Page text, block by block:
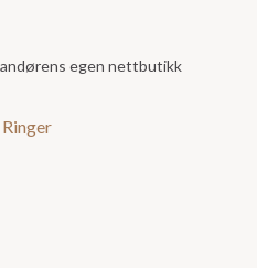
egen nettbutikk
Ringer